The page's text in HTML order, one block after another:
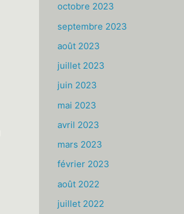
octobre 2023
septembre 2023
août 2023
juillet 2023
juin 2023
mai 2023
avril 2023
mars 2023
février 2023
août 2022
juillet 2022